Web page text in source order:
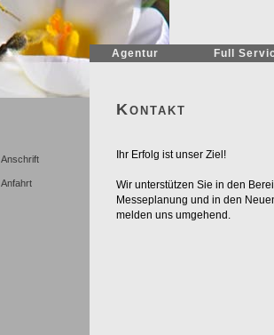
Agentur Full
Anschrift
Anfahrt
Kontakt
Ihr Erfolg ist unser Ziel!
Wir unterstützen Sie in den
Messeplanung und in den
melden uns umgehend.